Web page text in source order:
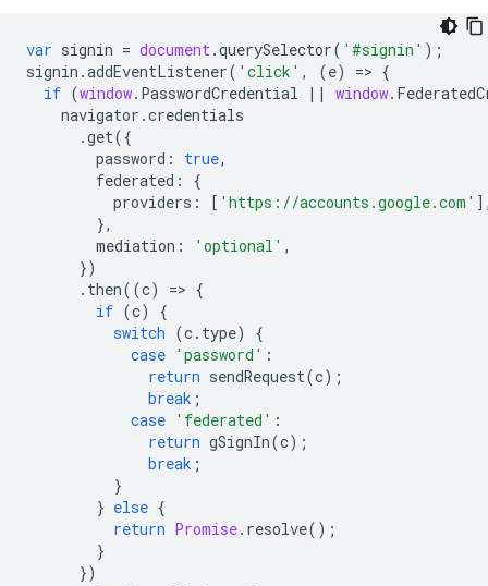
var signin = document.querySelector( '#signin' );
signin .addEventListener( 'click' , (e) => {
if (window. PasswordCredential || window.
navigator .credentials
.get({
password : true,
federated :
{
providers : [ 'https://accounts.google.com'
},
mediation : 'optional' ,
})
. then((c) => {
if (c)
{
switch (c. type)
{
case 'password' :
return sendRequest(c);
break ;
case 'federated' :
return gSignIn(c);
break ;
}
} else {
return Promise. resolve();
}
})